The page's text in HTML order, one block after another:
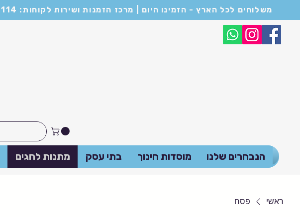
משלוחים לכל הארץ - הזמינו היום | מרכז הזמנות ושירות לקוחות: 054-6682114 | המחירים המופיעים באתר הם לכמות של מינימום 21 יחידות ומעלה
הנבחרים שלנו מוסדות חינוך בתי עסק מתנות לחגים
ראשי פסח